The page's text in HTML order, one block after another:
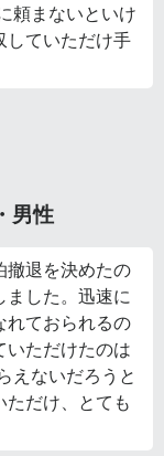
頼まないといけ
していただけ手
男性
撤退を決めたの
ました。迅速に
れておられるの
いただけたのは
えないだろうと
ただけ、とても